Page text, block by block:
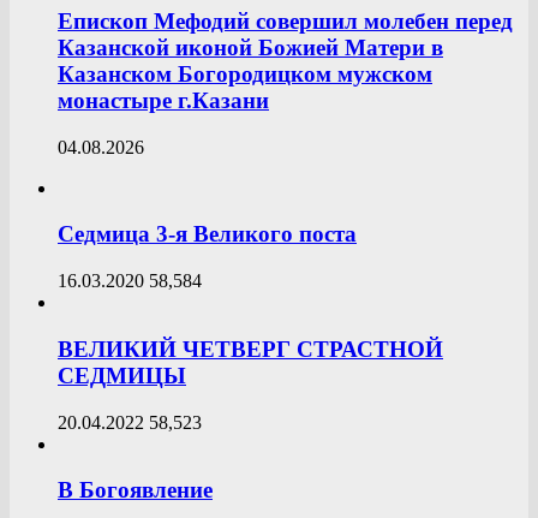
Епископ Мефодий совершил молебен перед
Казанской иконой Божией Матери в
Казанском Богородицком мужском
монастыре г.Казани
04.08.2026
Седмица 3-я Великого поста
16.03.2020 58,584
ВЕЛИКИЙ ЧЕТВЕРГ СТРАСТНОЙ
СЕДМИЦЫ
20.04.2022 58,523
В Богоявление